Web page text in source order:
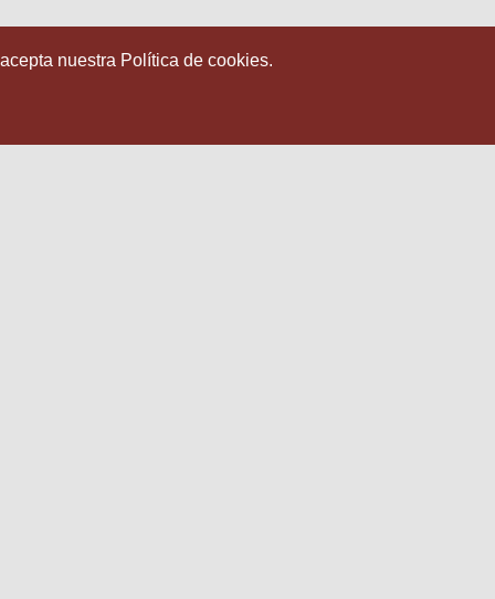
nuestra Política de cookies.